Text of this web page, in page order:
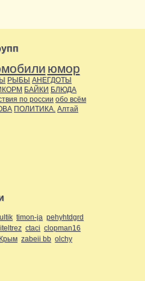
юмор
РЫБЫ АНЕГДОТЫ
БАЙКИ БЛЮДА
по россии обо всём
ПОЛИТИКА. Алтай
timon-ja pehyhtdgrd
ctaci clopman16
zabeii bb olchy